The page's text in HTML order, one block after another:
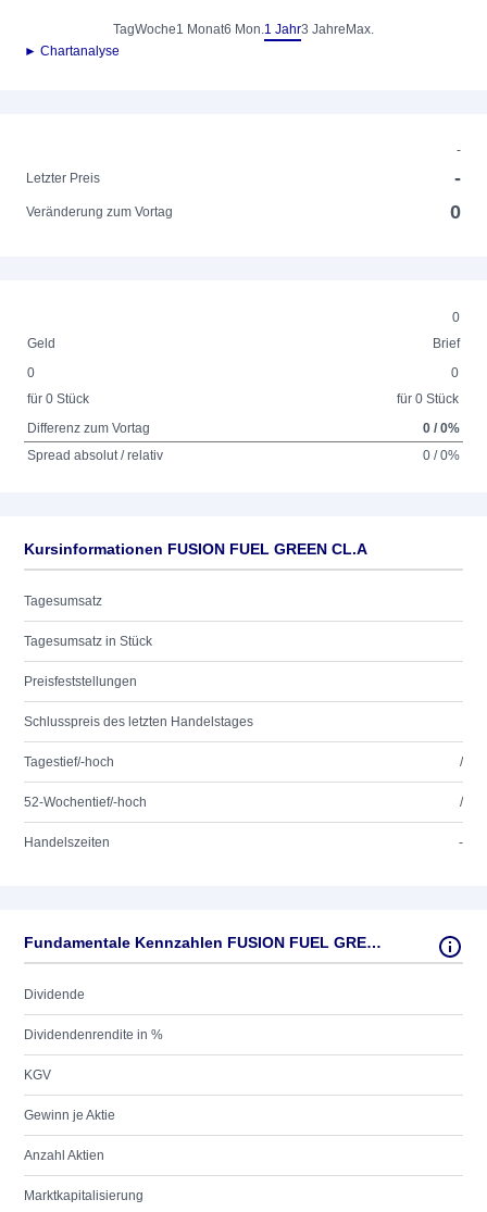
TagWoche1 Monat6 Mon.1 Jahr3 Jahre Max.
► Chartanalyse
-
Letzter Preis
-
Veränderung zum Vortag 0
0
Geld
Brief
0
für 0 Stück
0
für 0 Stück
Differenz zum Vortag
0 / 0%
Spread absolut / relativ
0 / 0%
Kursinformationen FUSION FUEL GREEN CL.A
Tagesumsatz
Tagesumsatz in Stück
Preisfeststellungen
Schlusspreis des letzten Handelstages
Tagestief/-hoch /
52-Wochentief/-hoch /
Handelszeiten -
Fundamentale Kennzahlen FUSION FUEL GREEN CL.A
Dividende
Dividendenrendite in %
KGV
Gewinn je Aktie
Anzahl Aktien
Marktkapitalisierung